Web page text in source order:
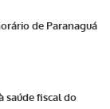
de Paranaguá
saúde fiscal do